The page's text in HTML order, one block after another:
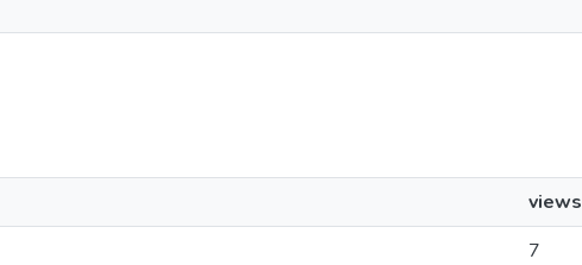
views
7